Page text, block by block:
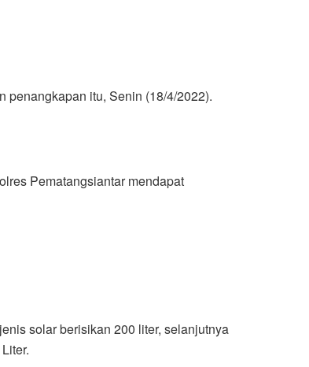
penangkapan itu, Senin (18/4/2022).
Pematangsiantar mendapat
solar berisikan 200 liter, selanjutnya